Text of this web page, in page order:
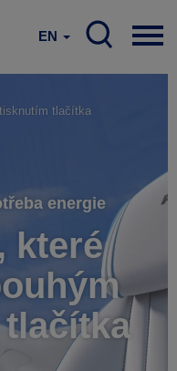
EN
tlačítka
energie
které